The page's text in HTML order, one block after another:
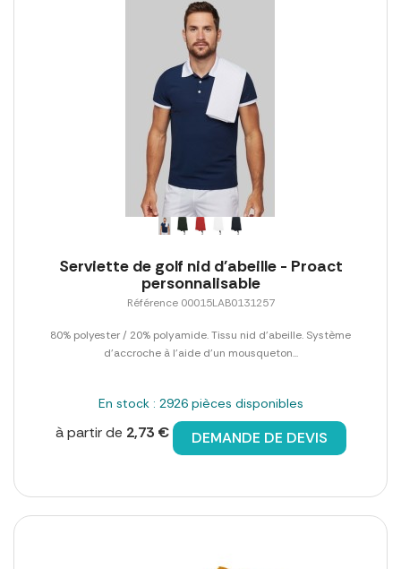
Serviette de golf nid d'abeille - Proact
personnalisable
Référence 00015LAB0131257
80% polyester / 20% polyamide. Tissu nid d'abeille. Système
d'accroche à l'aide d'un mousqueton...
En stock : 2926 pièces disponibles
à partir de 2,73 € DEMANDE DE DEVIS